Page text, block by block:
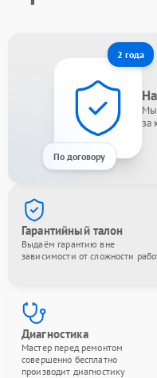
2 года
По договору
Мы
за
Гарантийный талон
Выдаём гарантию вне
зависимости от сложности
Диагностика
Мастер перед ремонтом
совершенно бесплатно
производит диагностику